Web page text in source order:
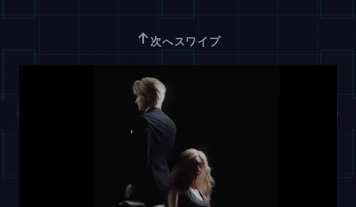
↑次へスワイプ